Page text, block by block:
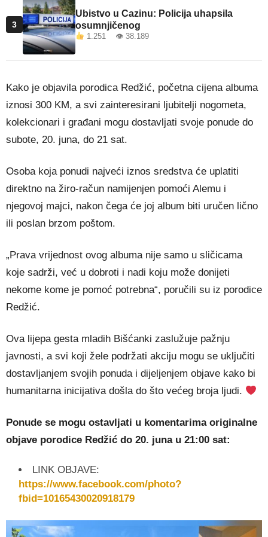
3
Ubistvo u Cazinu: Policija uhapsila
osumnjičenog
1.251 👁 38.189
Kako je objavila porodica Redžić, početna cijena albuma
iznosi 300 KM, a svi zainteresirani ljubitelji nogometa,
kolekcionari i građani mogu dostavljati svoje ponude do
subote, 20. juna, do 21 sat.
Osoba koja ponudi najveći iznos sredstva će uplatiti
direktno na žiro-račun namijenjen pomoći Alemu i
njegovoj majci, nakon čega će joj album biti uručen lično
ili poslan brzom poštom.
„Prava vrijednost ovog albuma nije samo u sličicama
koje sadrži, već u dobroti i nadi koju može donijeti
nekome kome je pomoć potrebna“, poručili su iz porodice
Redžić.
Ova lijepa gesta mladih Bišćanki zaslužuje pažnju
javnosti, a svi koji žele podržati akciju mogu se uključiti
dostavljanjem svojih ponuda i dijeljenjem objave kako bi
humanitarna inicijativa došla do što većeg broja ljudi.
Ponude se mogu ostavljati u komentarima originalne
objave porodice Redžić do 20. juna u 21:00 sat:
LINK OBJAVE:
https://www.facebook.com/photo?
fbid=10165430020918179